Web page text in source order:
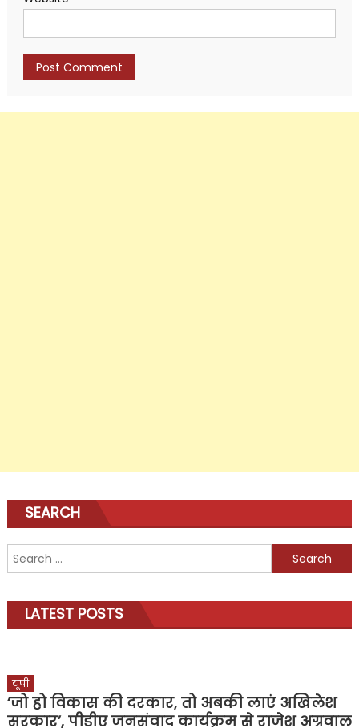
SEARCH
Search
for:
LATEST POSTS
यूपी
‘जो हो विकास की दरकार, तो अबकी लाएं अखिलेश
सरकार’, पीडीए जनसंवाद कार्यक्रम से राजेश अग्रवाल